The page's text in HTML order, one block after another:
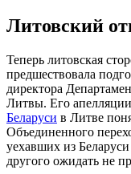
Литовский
Теперь литовская
предшествовала
директора
Литвы. Его
Беларуси в Литве
Объединенного
уехавших из
другого ожидать не